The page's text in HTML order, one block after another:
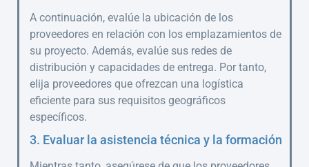
A continuación, evalúe la ubicación de los
proveedores en relación con los emplazamientos de
su proyecto. Además, evalúe sus redes de
distribución y capacidades de entrega. Por tanto,
elija proveedores que ofrezcan una logística
eficiente para sus requisitos geográficos
específicos.
3. Evaluar la asistencia técnica y la formación